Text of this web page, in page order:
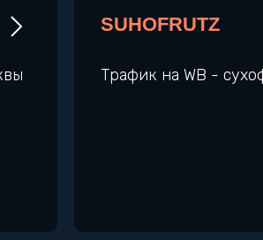
SUHOFRUTZ
Трафик на WB -